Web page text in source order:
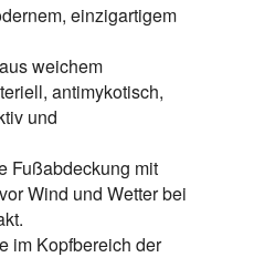
einzigartigem
weichem
antimykotisch,
und
Fußabdeckung mit
Wind und Wetter bei
im Kopfbereich der